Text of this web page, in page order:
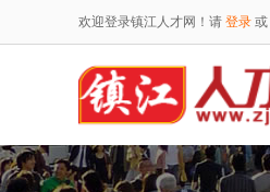
欢迎登录镇江人才网！请 登录 或